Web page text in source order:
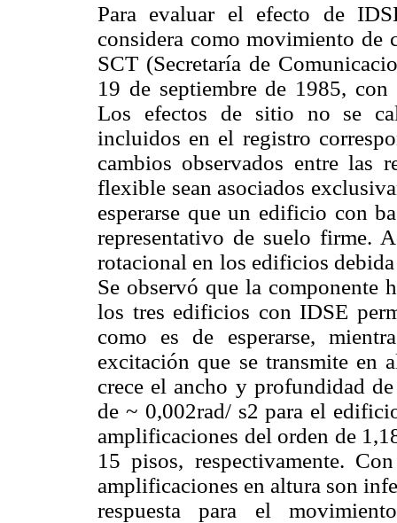
Para evaluar el efecto de
considera como movimiento de
SCT (Secretaría de
19 de septiembre de 1985,
Los efectos de sitio no se
incluidos en el registro
cambios observados entre las
flexible sean asociados
esperarse que un edificio con
representativo de suelo firme.
rotacional en los edificios
Se observó que la componente
los tres edificios con IDSE
como es de esperarse,
excitación que se transmite en
crece el ancho y profundidad
de ~ 0,002rad/ s2 para el
amplificaciones del orden de
15 pisos, respectivamente.
amplificaciones en altura son
respuesta para el